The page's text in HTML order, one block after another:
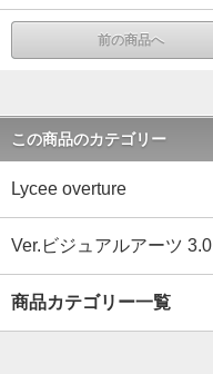
前の商品へ
この商品のカテゴリー
Lycee overture
Ver.ビジュアルアーツ 3.0
商品カテゴリー一覧